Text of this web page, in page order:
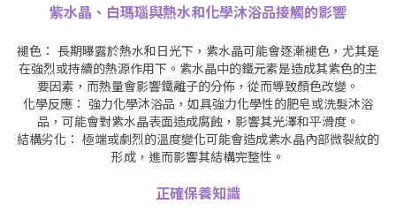
紫水晶、白瑪瑙與熱水和化學沐浴品接觸的影響
褪色： 長期曝露於熱水和日光下，紫水晶可能會逐漸褪色，尤其是
在強烈或持續的熱源作用下。紫水晶中的鐵元素是造成其紫色的主
要因素，而熱量會影響鐵離子的分佈，從而導致顏色改變。
化學反應： 強力化學沐浴品，如具強力化學性的肥皂或洗髮沐浴
品，可能會對紫水晶表面造成腐蝕，影響其光澤和平滑度。
結構劣化： 極端或劇烈的溫度變化可能會造成紫水晶內部微裂紋的
形成，進而影響其結構完整性。
正確保養知識